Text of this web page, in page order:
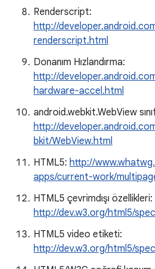
Renderscript:
http://
renderscript.html
Donanım Hızlandırma:
http://
hardware-accel.html
android.webkit.WebView
http://
bkit/WebView.html
HTML5: http://
apps/current-work/
HTML5 çevrimdışı özellikleri:
http://dev.w3.org/html5/
HTML5 video etiketi:
http://dev.w3.org/html5/